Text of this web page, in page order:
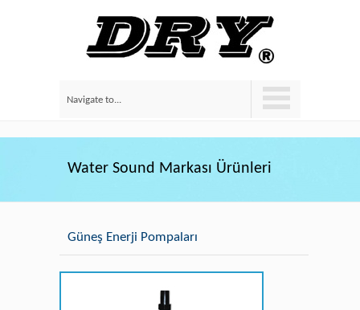
Navigate to...
Water Sound Markası Ürünleri
Güneş Enerji Pompaları